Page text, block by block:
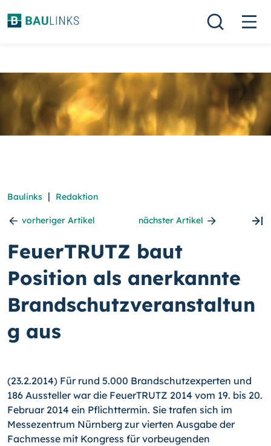
Baulinks | Redaktion
vorheriger Artikel nächster Artikel
FeuerTRUTZ baut
Position als anerkannte
Brandschutzveranstaltun
g aus
(23.2.2014) Für rund 5.000 Brandschutzexperten und
186 Aussteller war die Feuer­TRUTZ 2014 vom 19. bis 20.
Februar 2014 ein Pflichttermin. Sie trafen sich im
Messe­zentrum Nürnberg zur vierten Ausgabe der
Fachmesse mit Kongress für vorbeugenden